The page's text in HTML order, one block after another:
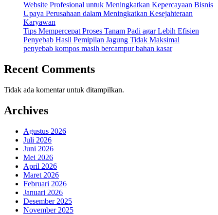
Website Profesional untuk Meningkatkan Kepercayaan Bisnis
Upaya Perusahaan dalam Meningkatkan Kesejahteraan
Karyawan
Tips Mempercepat Proses Tanam Padi agar Lebih Efisien
Penyebab Hasil Pemipilan Jagung Tidak Maksimal
penyebab kompos masih bercampur bahan kasar
Recent Comments
Tidak ada komentar untuk ditampilkan.
Archives
Agustus 2026
Juli 2026
Juni 2026
Mei 2026
April 2026
Maret 2026
Februari 2026
Januari 2026
Desember 2025
November 2025